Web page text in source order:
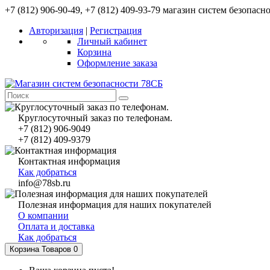
+7 (812) 906-90-49, +7 (812) 409-93-79 магазин систем
Авторизация | Регистрация
Личный кабинет
Корзина
Оформление заказа
Круглосуточный заказ по телефонам.
+7 (812) 906-9049
+7 (812) 409-9379
Контактная информация
Как добраться
info@78sb.ru
Полезная информация для наших покупателей
О компании
Оплата и доставка
Как добраться
Корзина Товаров 0